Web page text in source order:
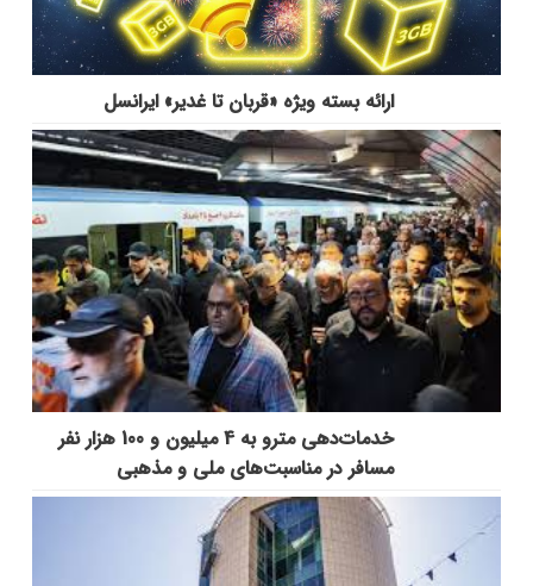
ارائه بسته ویژه «قربان تا غدیر» ایرانسل
خدمات‌دهي مترو به 4 ميليون و 100 هزار نفر
مسافر در مناسبت‌هاي ملي و مذهبي